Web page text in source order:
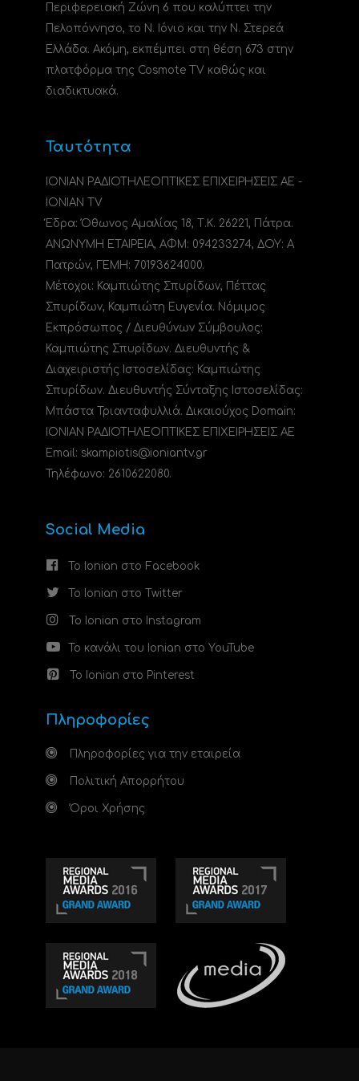
Περιφερειακή Ζώνη 6 που καλύπτει την
Πελοπόννησο, το N. Ιόνιο και την Ν. Στερεά
Ελλάδα. Ακόμη, εκπέμπει στη θέση 673 στην
πλατφόρμα της Cosmote TV καθώς και
διαδικτυακά.
Ταυτότητα
ΙΟΝΙΑΝ ΡΑΔΙΟΤΗΛΕΟΠΤΙΚΕΣ ΕΠΙΧΕΙΡΗΣΕΙΣ ΑΕ -
IONIAN TV
Έδρα: Όθωνος Αμαλίας 18, Τ.Κ. 26221, Πάτρα.
ΑΝΩΝΥΜΗ ΕΤΑΙΡΕΙΑ, ΑΦΜ: 094233274, ΔΟΥ: A
Πατρών, ΓΕΜΗ: 70193624000.
Μέτοχοι: Καμπιώτης Σπυρίδων, Πέττας
Σπυρίδων, Καμπιώτη Ευγενία. Νόμιμος
Εκπρόσωπος / Διευθύνων Σύμβουλος:
Καμπιώτης Σπυρίδων. Διευθυντής &
Διαχειριστής Ιστοσελίδας: Καμπιώτης
Σπυρίδων. Διευθυντής Σύνταξης Ιστοσελίδας:
Μπάστα Τριανταφυλλιά. Δικαιούχος Domain:
ΙΟΝΙΑΝ ΡΑΔΙΟΤΗΛΕΟΠΤΙΚΕΣ ΕΠΙΧΕΙΡΗΣΕΙΣ ΑΕ
Email: skampiotis@ioniantv.gr
Τηλέφωνο: 2610622080.
Social Media
Το Ionian στο Facebook
Το Ionian στο Twitter
Το Ionian στο Instagram
Το κανάλι του Ionian στο YouTube
Το Ionian στο Pinterest
Πληροφορίες
Πληροφορίες για την εταιρεία
Πολιτική Απορρήτου
Όροι Χρήσης